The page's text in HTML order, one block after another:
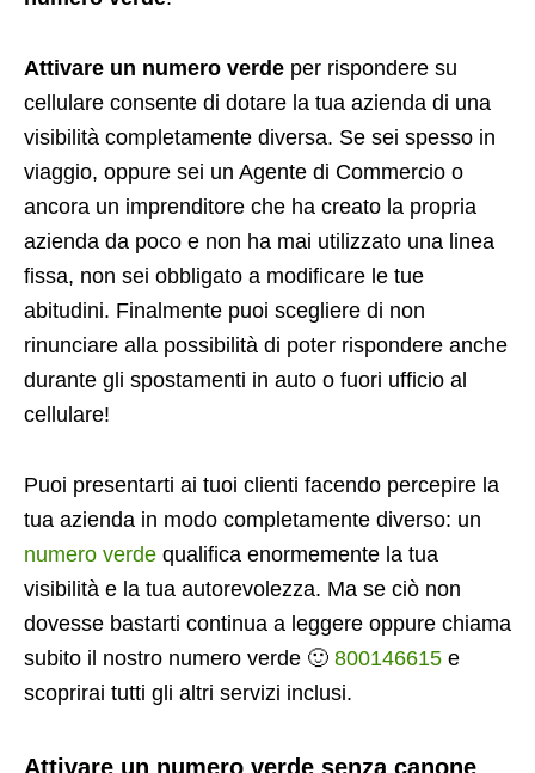
Attivare un numero verde per rispondere su
cellulare consente di dotare la tua azienda di una
visibilità completamente diversa. Se sei spesso in
viaggio, oppure sei un Agente di Commercio o
ancora un imprenditore che ha creato la propria
azienda da poco e non ha mai utilizzato una linea
fissa, non sei obbligato a modificare le tue
abitudini. Finalmente puoi scegliere di non
rinunciare alla possibilità di poter rispondere anche
durante gli spostamenti in auto o fuori ufficio al
cellulare!
Puoi presentarti ai tuoi clienti facendo percepire la
tua azienda in modo completamente diverso: un
numero verde qualifica enormemente la tua
visibilità e la tua autorevolezza. Ma se ciò non
dovesse bastarti continua a leggere oppure chiama
subito il nostro numero verde 🙂 800146615 e
scoprirai tutti gli altri servizi inclusi.
Attivare un numero verde senza canone